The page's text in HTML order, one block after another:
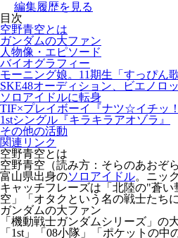
編集履歴を見る
目次
空野青空とは
ガンダムの大ファン
人物像・エピソード
バイオグラフィー
モーニング娘。11期生「すっぴん
SKE48オーディション、ビエノロ
ソロアイドルに転身
TIF×プレイボーイ『ナツ☆イチッ
1stシングル『キラキラアオゾラ』
その他の活動
関連リンク
空野青空とは
空野青空 （読み方：そらのあおぞ
富山県出身のソロアイドル。ニッ
キャッチフレーズは「 北陸の"蒼い
空 」「 オタクという名の戦士たち
ガンダムの大ファン
「機動戦士ガンダムシリーズ」の
「1st」「08小隊」「ポケットの